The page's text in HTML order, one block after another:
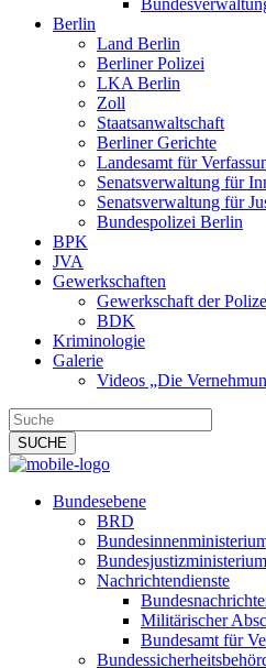
Berlin
Land Berlin
Berliner Polizei
LKA Berlin
Zoll
Staatsanwaltschaft
Berliner Gerichte
Landesamt für
Senatsverwaltung für
Senatsverwaltung für
Bundespolizei Berlin
BPK
JVA
Gewerkschaften
Gewerkschaft der
BDK
Kriminologie
Galerie
Videos „Die
Bundesebene
BRD
Bundesjustizministerium
Nachrichtendienste
Militärischer
Bundesamt für